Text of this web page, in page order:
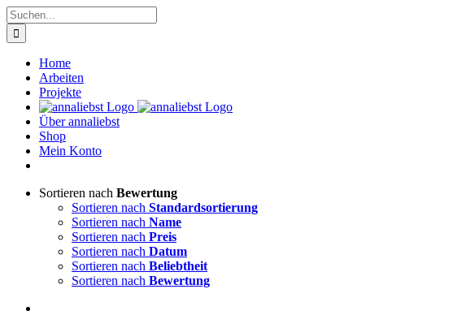
Zum
Inhalt
springen
Suche
nach:
Home
Arbeiten
Projekte
Über annaliebst
Shop
Mein Konto
Sortieren nach Bewertung
Sortieren nach Standardsortierung
Sortieren nach Name
Sortieren nach Preis
Sortieren nach Datum
Sortieren nach Beliebtheit
Sortieren nach Bewertung